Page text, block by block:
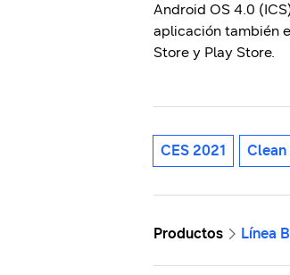
Android OS 4.0
aplicación también
Store y Play Store.
CES 2021
Productos Línea